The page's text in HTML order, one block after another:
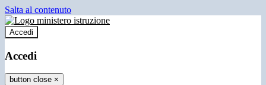
Salta al contenuto
Accedi
Accedi
button close ×